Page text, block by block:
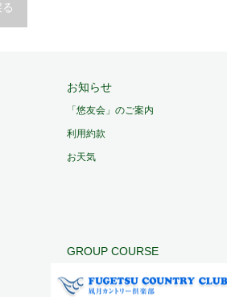
お知らせ
「悠友会」のご案内
利用約款
お天気
GROUP COURSE